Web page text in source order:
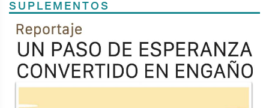
SUPLEMENTOS
Previous
TODOS LOS SUPLEMENTOS